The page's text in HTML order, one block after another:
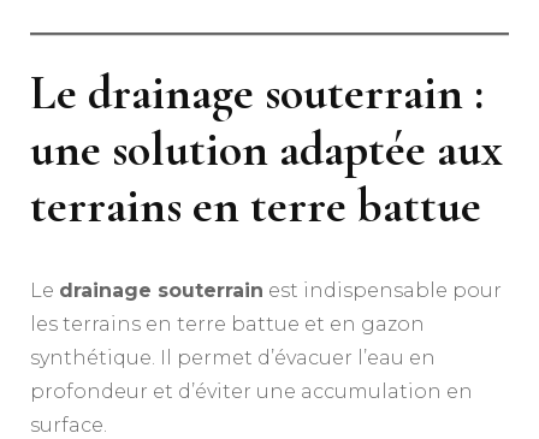
Le drainage souterrain :
une solution adaptée aux
terrains en terre battue
Le drainage souterrain est indispensable pour
les terrains en terre battue et en gazon
synthétique. Il permet d’évacuer l’eau en
profondeur et d’éviter une accumulation en
surface.